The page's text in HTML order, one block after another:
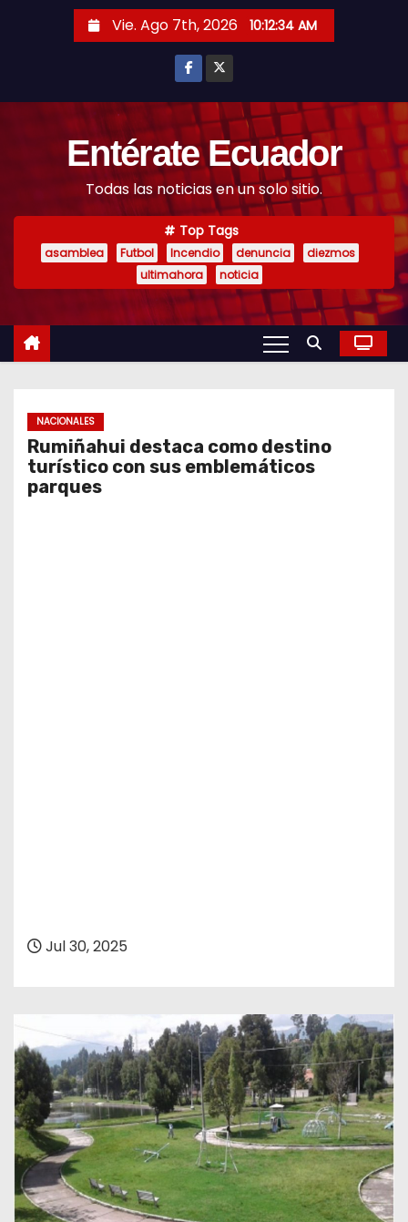
Vie. Ago 7th, 2026 10:12:35 AM
Entérate Ecuador
Todas las noticias en un solo sitio.
Top Tags
asamblea Futbol Incendio denuncia
diezmos
ultimahora
noticia
NACIONALES
Rumiñahui destaca como destino
turístico con sus emblemáticos
parques
Jul 30, 2025